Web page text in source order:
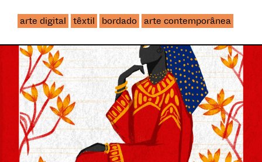
arte digital têxtil bordado arte contemporânea